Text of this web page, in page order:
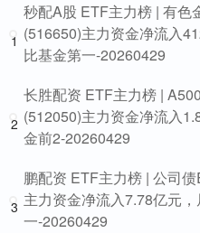
1
秒配A股 ETF主力榜 | 有色
(516650)主力资金净流入
比基金第一-20260429
2
长胜配资 ETF主力榜 |
(512050)主力资金净流入
金前2-20260429
3
鹏配资 ETF主力榜 | 公司
主力资金净流入7.78亿元
一-20260429